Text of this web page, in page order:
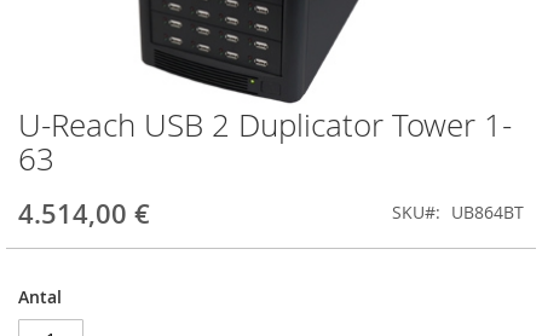
U-Reach USB 2 Duplicator Tower 1-
63
4.514,00 € SKU UB864BT
Antal
Gå
til
starten
billedgalleriet